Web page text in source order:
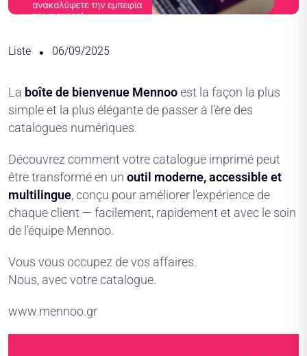
Liste 06/09/2025
La boîte de bienvenue Mennooest la façon la plus
simple et la plus élégante de passer à l'ère des
catalogues numériques.
Découvrez comment votre catalogue imprimé peut
être transformé en un outil moderne, accessible et
multilingue, conçu pour améliorer l'expérience de
chaque client — facilement, rapidement et avec le soin
de l'équipe Mennoo.
Vous vous occupez de vos affaires.
Nous, avec votre catalogue.
www.mennoo.gr